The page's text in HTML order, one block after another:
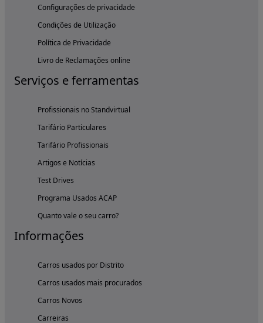
Configurações de privacidade
Condições de Utilização
Política de Privacidade
Livro de Reclamações online
Serviços e ferramentas
Profissionais no Standvirtual
Tarifário Particulares
Tarifário Profissionais
Artigos e Notícias
Test Drives
Programa Usados ACAP
Quanto vale o seu carro?
Informações
Carros usados por Distrito
Carros usados mais procurados
Carros Novos
Carreiras